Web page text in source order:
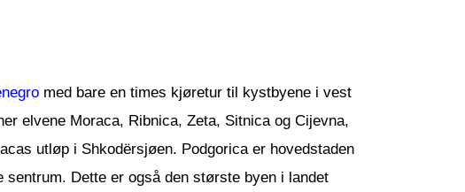
med bare en times kjøretur til kystbyene i vest
elvene Moraca, Ribnica, Zeta, Sitnica og Cijevna,
utløp i Shkodërsjøen. Podgorica er hovedstaden
Dette er også den største byen i landet